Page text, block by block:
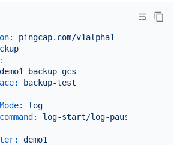
pingcap.com/v1alpha1
demo1-backup-gcs
backup-test
log
log-start/log-pause/log-stop
demo1